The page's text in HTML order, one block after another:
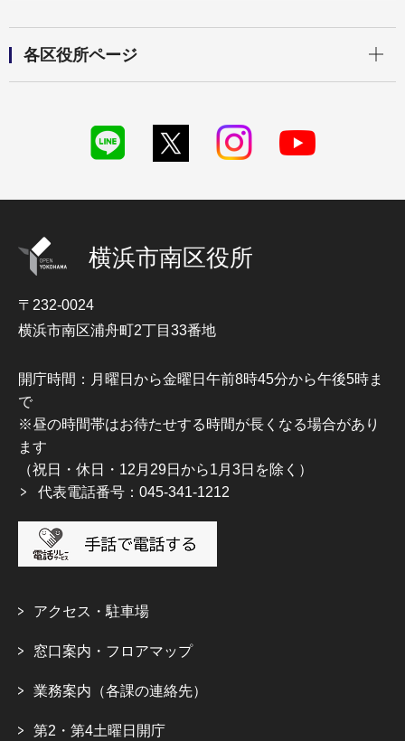
各区役所ページ
横浜市南区役所
〒232-0024
横浜市南区浦舟町2丁目33番地
開庁時間：月曜日から金曜日午前8時45分から午後5時ま
で
※昼の時間帯はお待たせする時間が長くなる場合があり
ます
（祝日・休日・12月29日から1月3日を除く）
代表電話番号：045-341-1212
アクセス・駐車場
窓口案内・フロアマップ
業務案内（各課の連絡先）
第2・第4土曜日開庁